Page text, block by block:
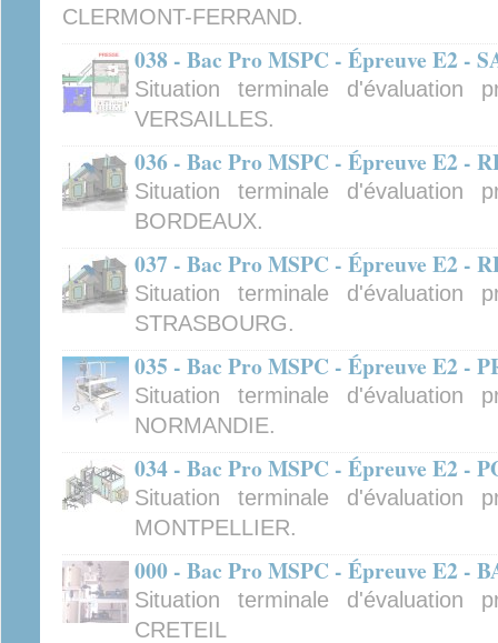
CLERMONT-FERRAND.
038 - Bac Pro MSPC - Épreuve E2 -
Situation terminale d'évaluation
VERSAILLES.
036 - Bac Pro MSPC - Épreuve E2 -
Situation terminale d'évaluation
BORDEAUX.
037 - Bac Pro MSPC - Épreuve E2 -
Situation terminale d'évaluation
STRASBOURG.
035 - Bac Pro MSPC - Épreuve E2 -
Situation terminale d'évaluation
NORMANDIE.
034 - Bac Pro MSPC - Épreuve E2 -
Situation terminale d'évaluation
MONTPELLIER.
000 - Bac Pro MSPC - Épreuve E2 -
Situation terminale d'évaluation
CRETEIL